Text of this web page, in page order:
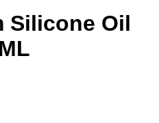
Silicone Oil